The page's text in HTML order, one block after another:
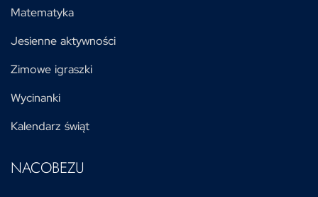
Matematyka
Jesienne aktywności
Zimowe igraszki
Wycinanki
Kalendarz świąt
NACOBEZU